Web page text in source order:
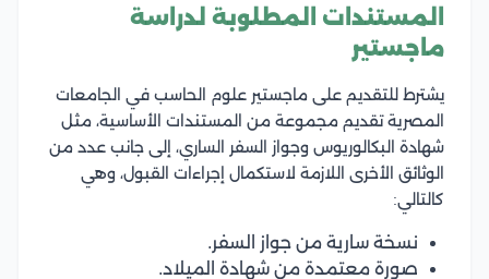
المستندات المطلوبة لدراسة
ماجستير
يشترط للتقديم على ماجستير علوم الحاسب في الجامعات
المصرية تقديم مجموعة من المستندات الأساسية، مثل
شهادة البكالوريوس وجواز السفر الساري، إلى جانب عدد من
الوثائق الأخرى اللازمة لاستكمال إجراءات القبول، وهي
كالتالي:
نسخة سارية من جواز السفر.
صورة معتمدة من شهادة الميلاد.